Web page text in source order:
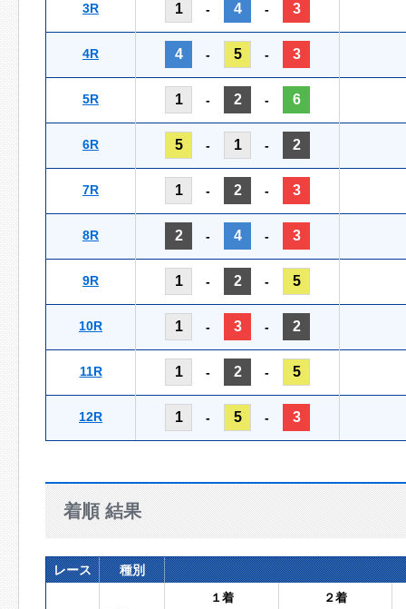
3R 1 - 4 - 3
4R 4 - 5 - 3
5R 1 - 2 - 6
6R 5 - 1 - 2
7R 1 - 2 - 3
8R 2 - 4 - 3
9R 1 - 2 - 5
10R 1 - 3 - 2
11R 1 - 2 - 5
12R 1 - 5 - 3
着順 結果
レース 種別
１着 ２着